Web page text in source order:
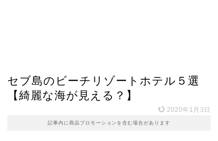
セブ島のビーチリゾートホテル５選
【綺麗な海が見える？】
2020年1月3日
記事内に商品プロモーションを含む場合があります